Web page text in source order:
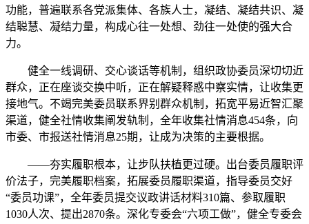
功能，普遍联系各党派集体、各族人士，凝结、凝结共识、凝
结聪慧、凝结力量，构成心往一处想、劲往一处使的强大合
力。
健全一线调研、交心谈话等机制，组织政协委员深切切近
群众，正在座谈交换中听，正在解疑释惑中察实情，让收集更
接地气。不竭完美委员联系界别群众机制，拓宽平易近智汇聚
渠道，健全社情收集阐发轨制，全年收集社情消息454条，向
市委、市报送社情消息25期，让成为决策的主要根据。
——夯实履职根本，让步队扶植更过硬。出台委员履职评
价法子，完美履职档案，拓展委员履职渠道，指导委员交好
“委员功课”，全年委员提交议政讲话材料310篇、参取履职
1030人次、提出2870条。深化专委会“六项工做”，健全专委会